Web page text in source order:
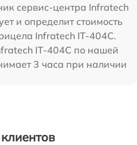
сервис-центра Infratech
и определит стоимость
Infratech IT-404C.
IT-404C по нашей
3 часа при наличии